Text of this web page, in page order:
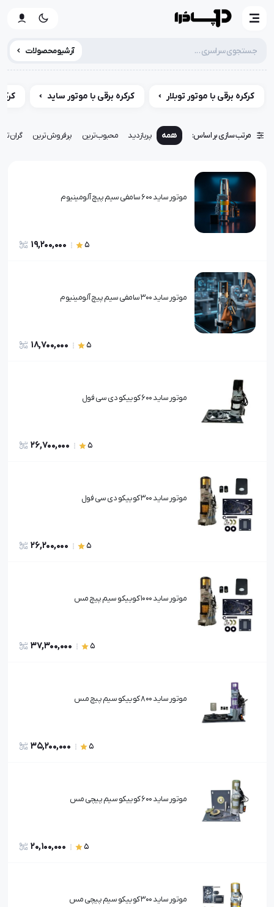
آرشیو محصولات
کرکره برقی با موتور توبلار کرکره برقی با موتور ساید
مرتب سازی بر اساس: همه پربازدید محبوب‌ترین پرفروش‌ترین
موتور ساید 600 سامفی سیم پیچ آلومینیوم
5
19,200,000
موتور ساید 300 سامفی سیم پیچ آلومینیوم
5
18,700,000
موتور ساید 600 کوییکو دی سی فول
5
26,700,000
موتور ساید 300 کوییکو دی سی فول
5
26,200,000
موتور ساید 1000 کوییکو سیم پیچ مس
5
37,300,000
موتور ساید 800 کوییکو سیم پیچ مس
5
35,200,000
موتور ساید 600 کوییکو سیم پیچی مس
5
20,100,000
موتور ساید 300 کوییکو سیم پیچی مس